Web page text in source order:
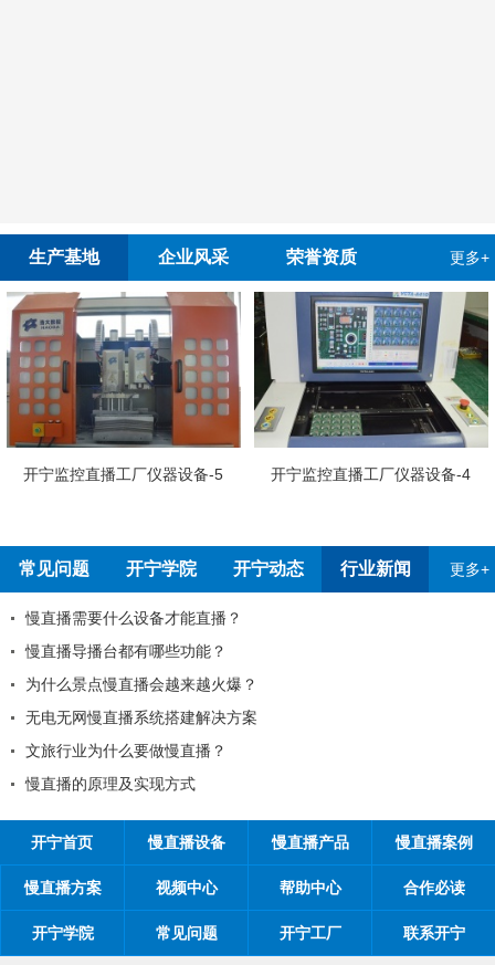
生产基地 企业风采 荣誉资质 更多+
开宁监控直播工厂仪器设备-4 开宁监控直播工厂员工烧烤
常见问题 开宁学院 开宁动态 行业新闻 更多+
项原则
2026年春节放假通知！
2026年开宁五一劳动节放假通知
全国反扒大王苑国栋考察深圳开宁日夜
开宁首页 慢直播设备 慢直播产品 慢直播案例
慢直播方案 视频中心 帮助中心 合作必读
开宁学院 常见问题 开宁工厂 联系开宁